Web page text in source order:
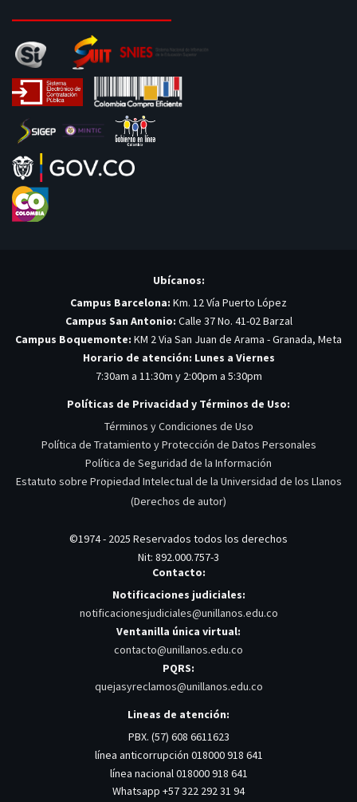
Ubícanos:
Campus Barcelona: Km. 12 Vía Puerto López
Campus San Antonio: Calle 37 No. 41-02 Barzal
Campus Boquemonte: KM 2 Via San Juan de Arama - Granada, Meta
Horario de atención: Lunes a Viernes
7:30am a 11:30m y 2:00pm a 5:30pm
Políticas de Privacidad y Términos de Uso:
Términos y Condiciones de Uso
Política de Tratamiento y Protección de Datos Personales
Política de Seguridad de la Información
Estatuto sobre Propiedad Intelectual de la Universidad de los Llanos
(Derechos de autor)
©1974 - 2025 Reservados todos los derechos
Nit: 892.000.757-3
Contacto:
Notificaciones judiciales:
notificacionesjudiciales@unillanos.edu.co
Ventanilla única virtual:
contacto@unillanos.edu.co
PQRS:
quejasyreclamos@unillanos.edu.co
Lineas de atención:
PBX. (57) 608 6611623
línea anticorrupción 018000 918 641
línea nacional 018000 918 641
Whatsapp +57 322 292 31 94